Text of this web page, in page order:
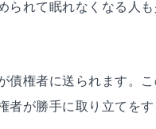
られて眠れなくなる人
債権者に送られます。
者が勝手に取り立てを